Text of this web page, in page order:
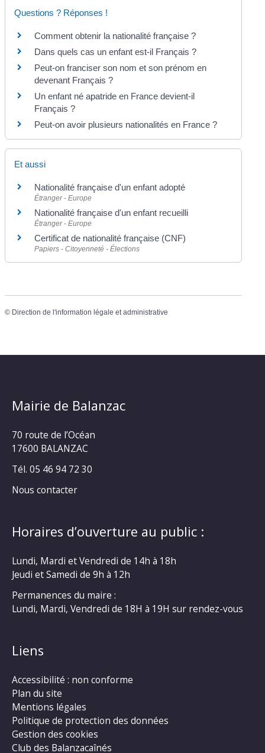
Questions ? Réponses !
Comment obtenir la nationalité française ?
Dans quels cas un enfant est-il Français ?
Peut-on franciser son nom et son prénom en
devenant Français ?
Un enfant né apatride en France devient-il
Français ?
Peut-on avoir plusieurs nationalités en France ?
Et aussi
Nationalité française d'un enfant adopté
Étranger - Europe
Nationalité française d'un enfant recueilli
Étranger - Europe
Certificat de nationalité française (CNF)
Papiers - Citoyenneté - Élections
© Direction de l'information légale et administrative
Mairie de Balanzac
70 route de l’Océan
17600 BALANZAC
Tél. 05 46 94 72 30
Nous contacter
Horaires d’ouverture au public :
Lundi, Mardi et Vendredi de 14h à 18h
Jeudi et Samedi de 9h à 12h
Permanences du maire :
Lundi, Mardi, Vendredi de 18H à 19H sur rendez-vous
Liens
Accessibilité : non conforme
Plan du site
Mentions légales
Politique de protection des données
Gestion des cookies
Club des Balanzacaînés